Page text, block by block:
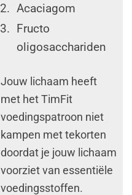
Acaciagom
Fructo
oligosacchariden
Jouw lichaam heeft
met het TimFit
voedingspatroon niet
kampen met tekorten
doordat je jouw lichaam
voorziet van essentiële
voedingsstoffen.